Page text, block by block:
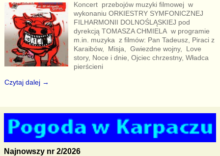
Koncert przebojów muzyki filmowej w
wykonaniu ORKIESTRY SYMFONICZNEJ
FILHARMONII DOLNOŚLĄSKIEJ pod
dyrekcją TOMASZA CHMIELA w programie
m.in. muzyka z filmów: Pan Tadeusz, Piraci z
Karaibów, Misja, Gwiezdne wojny, Love
story, Noce i dnie, Ojciec chrzestny, Władca
pierścieni
Czytaj dalej →
Najnowszy nr 2/2026